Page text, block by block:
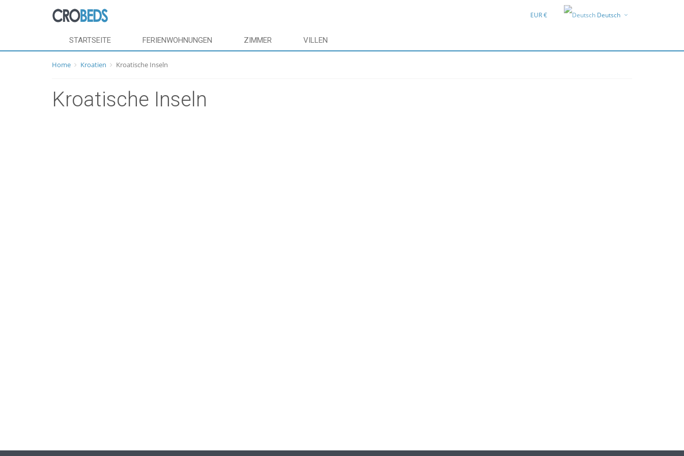
EUR € Deutsch
STARTSEITE FERIENWOHNUNGEN ZIMMER VILLEN
Home Kroatien Kroatische Inseln
Kroatische Inseln